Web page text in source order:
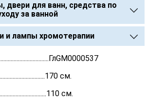
двери для ванн, средства по
за ванной
и лампы хромотерапии
см.
см.